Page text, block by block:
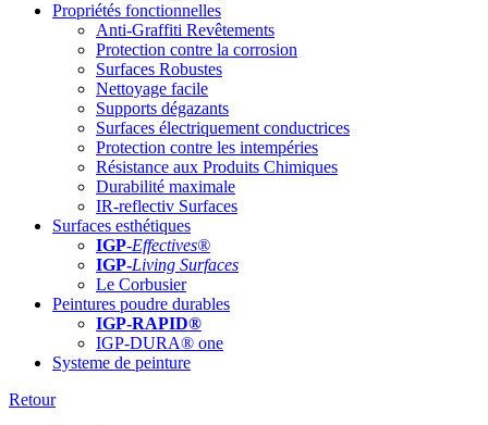
Propriétés fonctionnelles
Anti-Graffiti Revêtements
Protection contre la corrosion
Surfaces Robustes
Nettoyage facile
Supports dégazants
Surfaces électriquement conductrices
Protection contre les intempéries
Résistance aux Produits Chimiques
Durabilité maximale
IR-reflectiv Surfaces
Surfaces esthétiques
IGP-Effectives®
IGP-Living Surfaces
Le Corbusier
Peintures poudre durables
IGP-RAPID®
IGP-DURA® one
Systeme de peinture
Retour